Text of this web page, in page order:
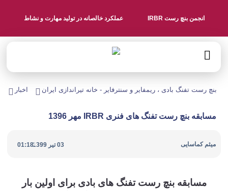
انجمن بنچ رست IRBR عملکرد خالصانه در تولید مهارت و نشاط
بنچ رست تفنگ بادی ، ریمفایر و سنترفایر - خانه تیراندازی ایران اخبار
مسابقه بنچ رست تفنگ های فنری IRBR مهر 1396
میثم کماسایی 03 تیر 1399 |
01:18
مسابقه بنچ رست تفنگ های بادی برای اولین بار